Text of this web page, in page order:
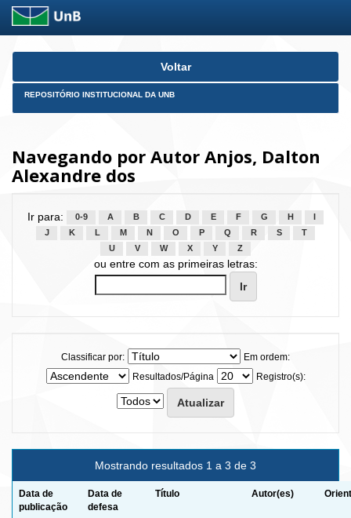
Skip
Voltar
REPOSITÓRIO INSTITUCIONAL DA UNB
Navegando por Autor Anjos, Dalton
Alexandre dos
Ir para: 0-9 A B C D E F G H
J
K L M N O P Q R S
T
U
V W X Y Z
ou entre com as primeiras letras:
Classificar por:
Em ordem:
Resultados/Página
Registro(s):
Mostrando resultados 1 a 3 de 3
Data de
publicação
Data de
defesa
Título Autor(es)